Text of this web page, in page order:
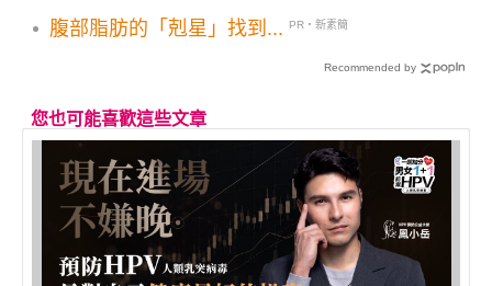
腹部脂肪的「剋星」找到...
PR・新素簡
Recommended by
您也可能喜歡這些文章